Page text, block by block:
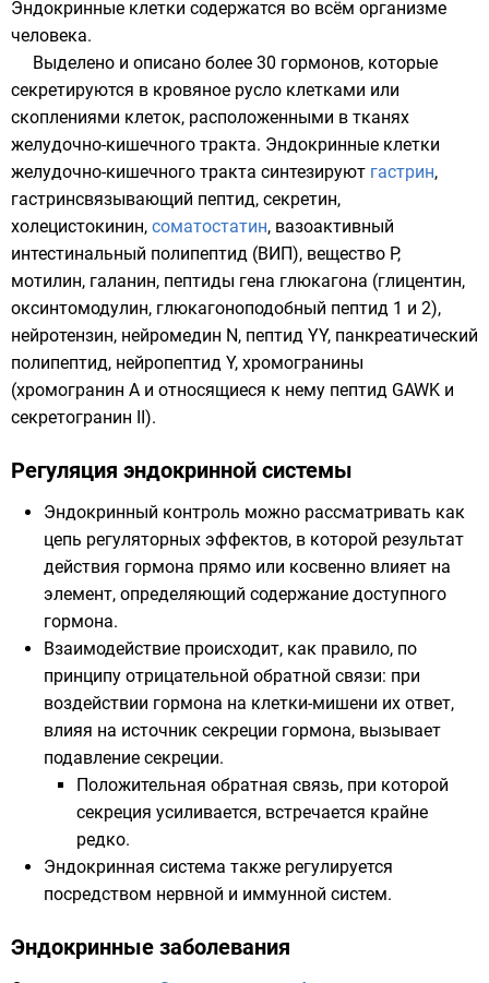
Эндокринные клетки содержатся во всём организме
человека.
Выделено и описано более 30 гормонов, которые
секретируются в кровяное русло клетками или
скоплениями клеток, расположенными в тканях
желудочно-кишечного тракта. Эндокринные клетки
желудочно-кишечного тракта синтезируют гастрин,
гастринсвязывающий пептид, секретин,
холецистокинин, соматостатин, вазоактивный
интестинальный полипептид (ВИП), вещество P,
мотилин, галанин, пептиды гена глюкагона (глицентин,
оксинтомодулин, глюкагоноподобный пептид 1 и 2),
нейротензин, нейромедин N, пептид YY, панкреатический
полипептид, нейропептид Y, хромогранины
(хромогранин A и относящиеся к нему пептид GAWK и
секретогранин II).
Регуляция эндокринной системы
Эндокринный контроль можно рассматривать как
цепь регуляторных эффектов, в которой результат
действия гормона прямо или косвенно влияет на
элемент, определяющий содержание доступного
гормона.
Взаимодействие происходит, как правило, по
принципу отрицательной обратной связи: при
воздействии гормона на клетки-мишени их ответ,
влияя на источник секреции гормона, вызывает
подавление секреции.
Положительная обратная связь, при которой
секреция усиливается, встречается крайне
редко.
Эндокринная система также регулируется
посредством нервной и иммунной систем.
Эндокринные заболевания